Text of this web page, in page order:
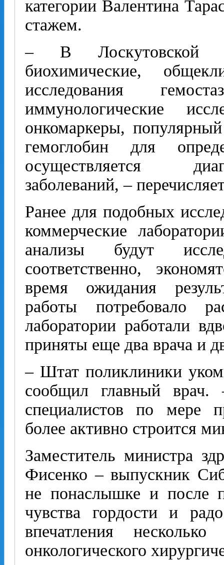
категории Валентина
стажем.
– В Лоскутовской
биохимические,
исследования
иммунологические
онкомаркеры,
гемоглобин для
осуществляется
заболеваний, –
Ранее для подобных
коммерческие
анализы будут
соответственно,
время ожидания
работы потребовало
лаборатории работали
приняты еще два врача и
– Штат поликлиники
сообщил главный
специалистов по мере
более активно строится
Заместитель министра
Фисенко – выпускник
не понаслышке и после
чувства гордости и
впечатления
онкологического